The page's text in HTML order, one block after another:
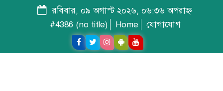
রবিবার, ০৯ অগাস্ট ২০২৬, ০৬:৩৬ অপরাহ্ন
#4386 (no title)
Home যোগাযোগ